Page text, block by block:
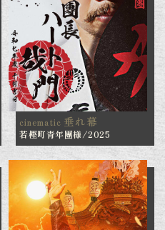
cinematic 垂れ幕
若樫町青年團様/2025